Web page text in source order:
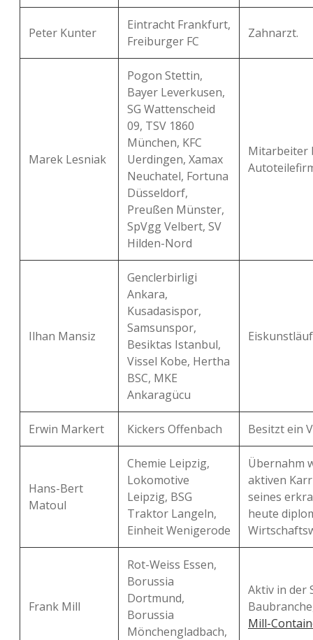
Peter Kunter
Eintracht Frankfurt,
Freiburger FC
Zahnarzt.
Marek Lesniak
Pogon Stettin,
Bayer Leverkusen,
SG Wattenscheid
09, TSV 1860
München, KFC
Uerdingen, Xamax
Neuchatel, Fortuna
Düsseldorf,
Preußen Münster,
SpVgg Velbert, SV
Hilden-Nord
Mitarbeiter
Ilhan Mansiz
Genclerbirligi
Ankara,
Kusadasispor,
Samsunspor,
Besiktas Istanbul,
Vissel Kobe, Hertha
BSC, MKE
Ankaragücu
Erwin Markert Kickers Offenbach Besitzt ein
Hans-Bert
Matoul
Chemie Leipzig,
Lokomotive
Leipzig, BSG
Traktor Langeln,
Einheit Wenigerode
Übernahm
aktiven
seines
heute
Frank Mill
Rot-Weiss Essen,
Borussia
Dortmund,
Borussia
Mönchengladbach,
Aktiv in der
Mill-